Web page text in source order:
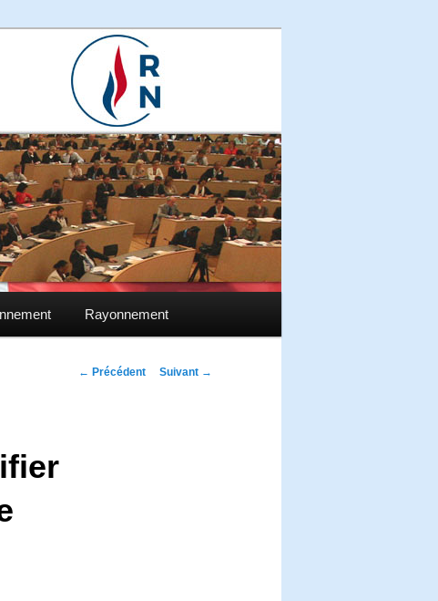
Rayonnement
Navigation des
← Précédent Suivant →